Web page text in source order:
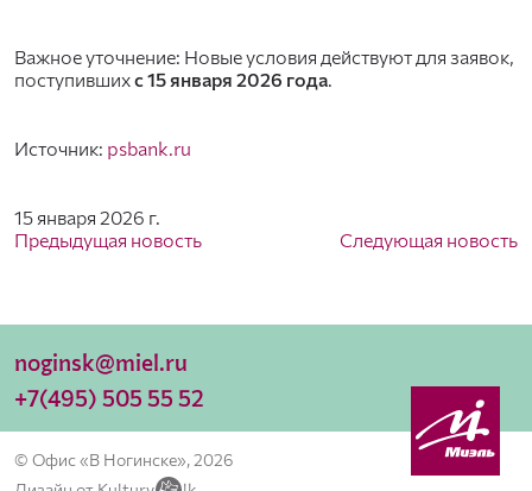
Важное уточнение: Новые условия действуют для заявок,
поступившихс 15 января 2026 года.
Источник: psbank.ru
15 января 2026 г.
Предыдущая новость
Следующая новость
noginsk@miel.ru
+7(495) 505 55 52
© Офис «В Ногинске», 2026